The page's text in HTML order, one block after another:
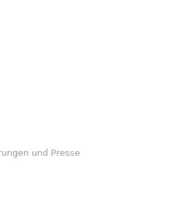
und Presse